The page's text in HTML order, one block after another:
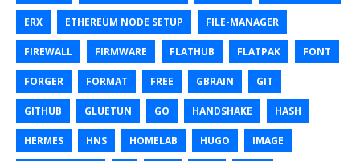
ERX ETHEREUM NODE SETUP FILE-MANAGER
FIREWALL FIRMWARE FLATHUB FLATPAK FONT
FORGER FORMAT FREE GBRAIN GIT
GITHUB GLUETUN GO HANDSHAKE HASH
HERMES HNS HOMELAB HUGO IMAGE